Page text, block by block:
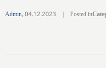
Admin,04.12.2023 | Posted in